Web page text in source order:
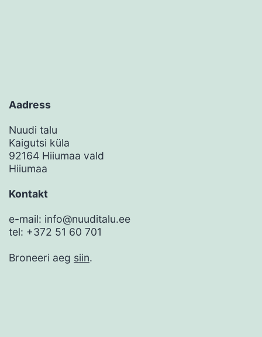
Aadress
Nuudi talu
Kaigutsi küla
92164 Hiiumaa vald
Hiiumaa
Kontakt
e-mail: info@nuuditalu.ee
tel: +372 51 60 701
Broneeri aeg siin.